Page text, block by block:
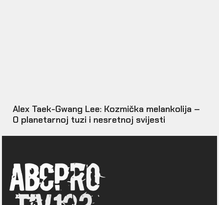
Alex Taek-Gwang Lee: Kozmička melankolija –
O planetarnoj tuzi i nesretnoj svijesti